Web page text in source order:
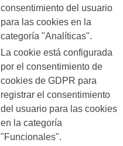
consentimiento del usuario
para las cookies en la
categoría "Analíticas".
La cookie está configurada
por el consentimiento de
cookies de GDPR para
registrar el consentimiento
del usuario para las cookies
en la categoría
"Funcionales".